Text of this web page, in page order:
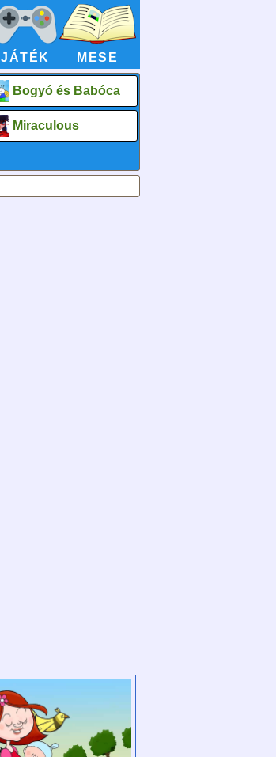
JÁTÉK MESE
Bogyó és Babóca
Miraculous